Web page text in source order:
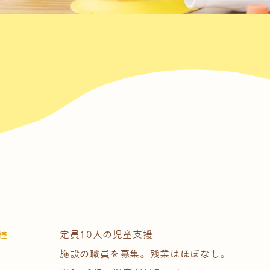
定員10人の児童支援
施設の職員を募集。残業はほぼなし。